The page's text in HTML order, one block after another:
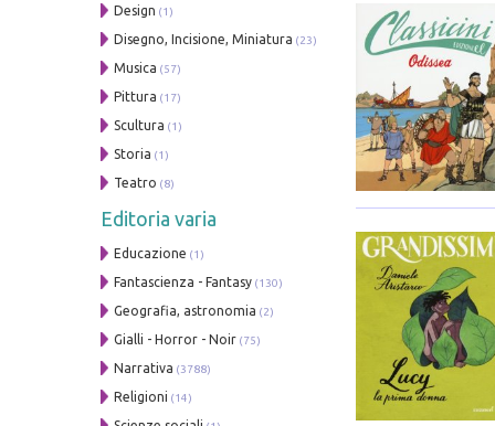
Design (1)
Disegno, Incisione, Miniatura (23)
Musica (57)
Pittura (17)
Scultura (1)
Storia (1)
Teatro (8)
Editoria varia
Educazione (1)
Fantascienza - Fantasy (130)
Geografia, astronomia (2)
Gialli - Horror - Noir (75)
Narrativa (3788)
Religioni (14)